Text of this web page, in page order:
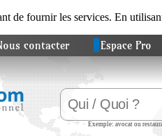
de fournir les services. En
contacter Espace Pro
Exemple: avocat ou